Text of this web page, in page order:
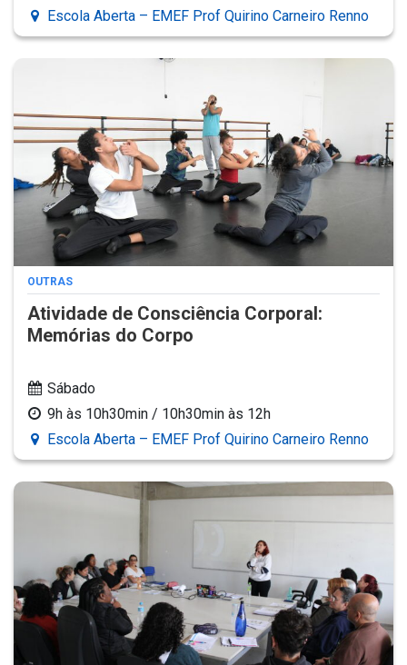
Escola Aberta – EMEF Prof Quirino Carneiro Renno
OUTRAS
Atividade de Consciência Corporal:
Memórias do Corpo
Sábado
9h às 10h30min / 10h30min às 12h
Escola Aberta – EMEF Prof Quirino Carneiro Renno